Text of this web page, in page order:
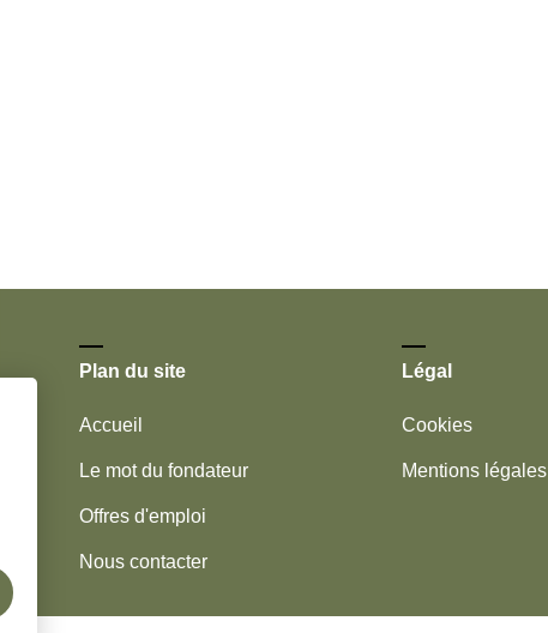
Plan du site
Accueil
Le mot du fondateur
Offres d'emploi
Nous contacter
Légal
Cookies
Mentions légales